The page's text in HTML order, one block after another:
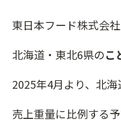
東日本フード株式会
北海道・東北6県のこ
2025年4月より、北
売上重量に比例する